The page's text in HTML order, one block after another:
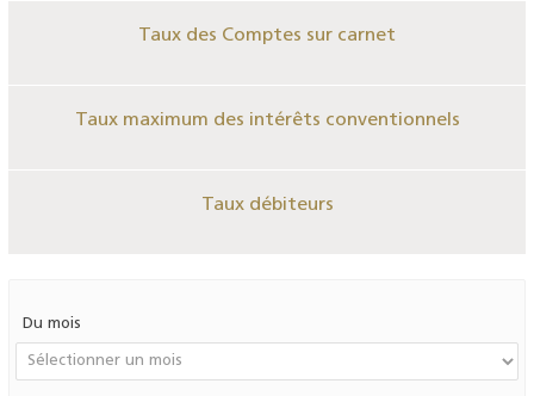
Taux des Comptes sur carnet
Taux maximum des intérêts conventionnels
Taux débiteurs
Du mois